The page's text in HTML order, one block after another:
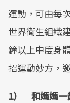
運動，可由每
世界衛生組織
鐘以上中度身
招運動妙方，
1） 和媽媽一